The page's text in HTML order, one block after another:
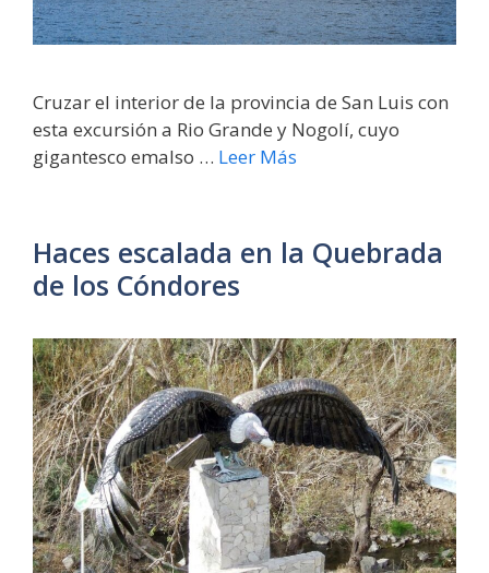
Cruzar el interior de la provincia de San Luis con
esta excursión a Rio Grande y Nogolí, cuyo
gigantesco emalso … Leer Más
Haces escalada en la Quebrada
de los Cóndores